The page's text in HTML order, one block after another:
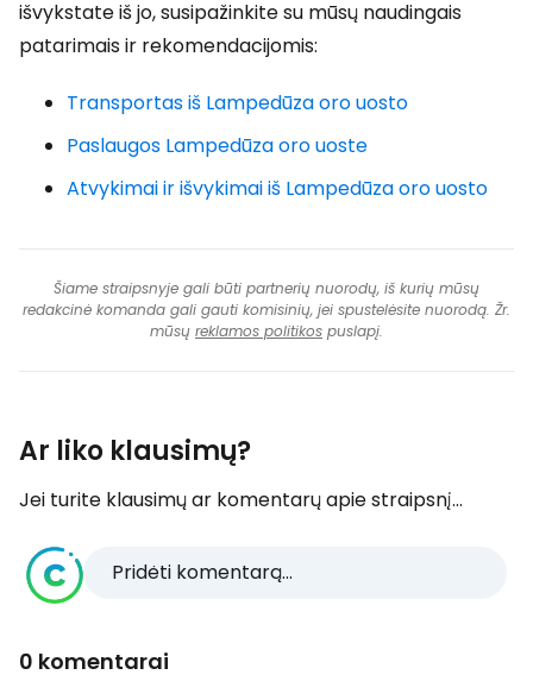
išvykstate iš jo, susipažinkite su mūsų naudingais
patarimais ir rekomendacijomis:
Transportas iš Lampedūza oro uosto
Paslaugos Lampedūza oro uoste
Atvykimai ir išvykimai iš Lampedūza oro uosto
Šiame straipsnyje gali būti partnerių nuorodų, iš kurių mūsų
redakcinė komanda gali gauti komisinių, jei spustelėsite nuorodą. Žr.
mūsų reklamos politikos puslapį.
Ar liko klausimų?
Jei turite klausimų ar komentarų apie straipsnį...
Pridėti komentarą...
0 komentarai